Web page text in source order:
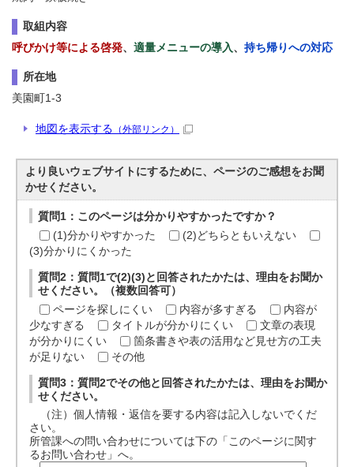
取組内容
呼びかけ等による啓発、 適量メニューの導入、 持ち帰りへの対応
所在地
美園町1-3
地図を表示する （外部リンク）
より良いウェブサイトにするために、ページのご感想をお聞
かせください。
質問1：このページは分かりやすかったですか？
(1)分かりやすかった
(2)どちらともいえない
(3)分かりにくかった
質問2：質問1で(2)(3)と回答されたかたは、理由をお聞か
せください。（複数回答可）
ページを探しにくい
内容が多すぎる
内容が
少なすぎる
タイトルが分かりにくい
文章の表現
が分かりにくい
箇条書きや表の活用など見せ方の工夫
が足りない
その他
質問3：質問2でその他と回答されたかたは、理由をお聞か
せください。
（注）個人情報・返信を要する内容は記入しないでくだ
さい。
所管課への問い合わせについては下の「このページに関す
るお問い合わせ」へ。